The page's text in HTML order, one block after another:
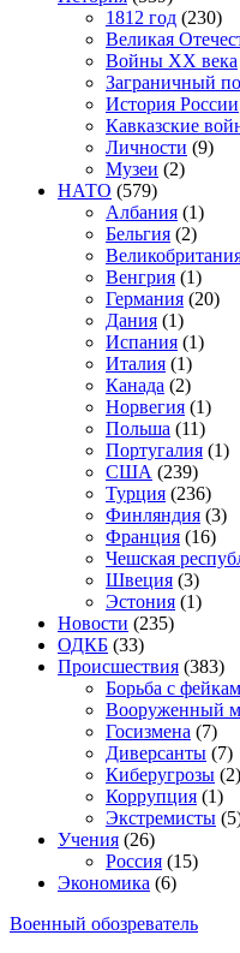
1812 год (230)
Великая
Войны XX века
Заграничный
История России
Кавказские
Личности (9)
Музеи (2)
НАТО (579)
Албания (1)
Бельгия (2)
Венгрия (1)
Германия (20)
Дания (1)
Испания (1)
Италия (1)
Канада (2)
Норвегия (1)
Польша (11)
Португалия (1)
США (239)
Турция (236)
Финляндия (3)
Франция (16)
Чешская
Швеция (3)
Эстония (1)
Новости (235)
ОДКБ (33)
Происшествия (383)
Борьба с
Вооруженный
Госизмена (7)
Диверсанты (7)
Киберугрозы (2)
Коррупция (1)
Экстремисты
Учения (26)
Россия (15)
Экономика (6)
Военный обозреватель